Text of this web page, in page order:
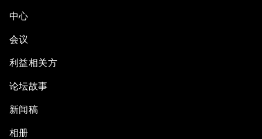
Embracing Disruption
Overcoming Inertia: A Talent Revolution
Common Destiny
中心
会议
利益相关方
论坛故事
新闻稿
相册